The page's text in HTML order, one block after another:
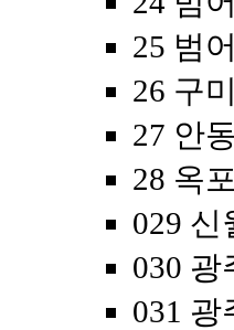
25 범
26 구
27 안
28 옥
029 신
030 광
031 광